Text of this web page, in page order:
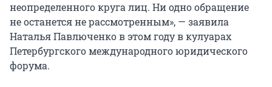
неопределенного круга лиц. Ни одно обращение
не останется не рассмотренным», — заявила
Наталья Павлюченко в этом году в кулуарах
Петербургского международного юридического
форума.